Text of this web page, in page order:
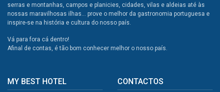
serras e montanhas, campos e planicies, cidades, vilas e aldeias até às
nossas maravilhosas ilhas... prove o melhor da gastronomia portuguesa e
inspire-se na história e cultura do nosso país.
Vá para fora cá dentro!
Afinal de contas, é tão bom conhecer melhor o nosso país.
MY BEST HOTEL CONTACTOS